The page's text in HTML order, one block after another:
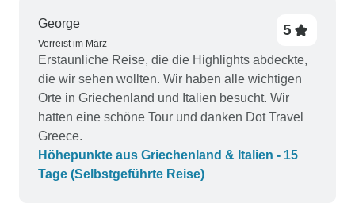
George
Verreist im März
5
Erstaunliche Reise, die die Highlights abdeckte,
die wir sehen wollten. Wir haben alle wichtigen
Orte in Griechenland und Italien besucht. Wir
hatten eine schöne Tour und danken Dot Travel
Greece.
Höhepunkte aus Griechenland & Italien - 15
Tage (Selbstgeführte Reise)